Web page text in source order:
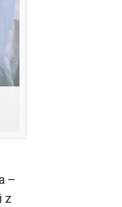
–
z